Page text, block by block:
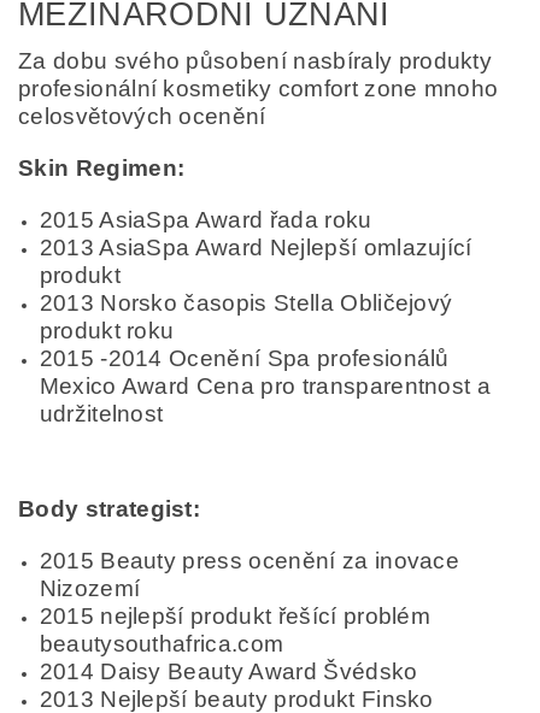
MEZINÁRODNÍ UZNÁNÍ
Za dobu svého působení nasbíraly produkty
profesionální kosmetiky comfort zone mnoho
celosvětových ocenění
Skin Regimen:
2015 AsiaSpa Award řada roku
2013 AsiaSpa Award Nejlepší omlazující
produkt
2013 Norsko časopis Stella Obličejový
produkt roku
2015 -2014 Ocenění Spa profesionálů
Mexico Award Cena pro transparentnost a
udržitelnost
Body strategist:
2015 Beauty press ocenění za inovace
Nizozemí
2015 nejlepší produkt řešící problém
beautysouthafrica.com
2014 Daisy Beauty Award Švédsko
2013 Nejlepší beauty produkt Finsko